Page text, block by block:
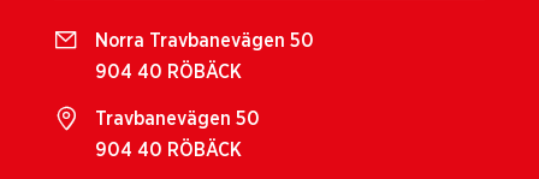
Norra Travbanevägen 50
904 40 RÖBÄCK
Travbanevägen 50
904 40 RÖBÄCK